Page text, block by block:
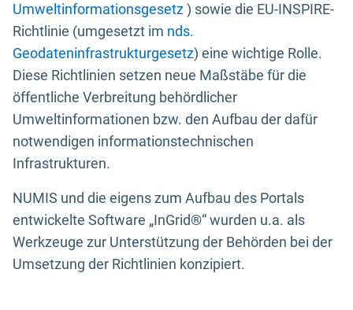
Umweltinformationsgesetz) sowie die EU-INSPIRE-
Richtlinie (umgesetzt im nds.
Geodateninfrastrukturgesetz) eine wichtige Rolle.
Diese Richtlinien setzen neue Maßstäbe für die
öffentliche Verbreitung behördlicher
Umweltinformationen bzw. den Aufbau der dafür
notwendigen informationstechnischen
Infrastrukturen.
NUMIS und die eigens zum Aufbau des Portals
entwickelte Software „InGrid®“ wurden u.a. als
Werkzeuge zur Unterstützung der Behörden bei der
Umsetzung der Richtlinien konzipiert.